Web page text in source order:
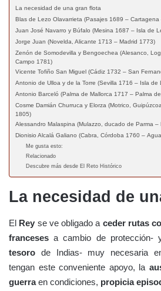
La necesidad de una gran flota
Blas de Lezo Olavarrieta (Pasajes 1689 –
Juan José Navarro y Búfalo (Mesina 1687 – Isla de
Jorge Juan (Novelda, Alicante 1713 – Madrid 1773)
Zenón de Somodevilla y Bengoechea (Alesanco,
Campo 1781)
Vicente Tofiño San Miguel (Cádiz 1732 – San
Antonio de Ulloa y de la Torre (Sevilla 1716 – Isla de
Antonio Barceló (Palma de Mallorca 1717 – Palma
Cosme Damián Churruca y Elorza (Motrico,
1805)
Alessandro Malaspina (Mulazzo, ducado de Parma
Dionisio Alcalá Galiano (Cabra, Córdoba 1760 –
Me gusta esto:
Relacionado
Descubre más desde El Reto Histórico
La necesidad de
El Rey se ve obligado a ceder rutas
franceses a cambio de
tesoro de Indias- muy necesaria
tengan este conveniente apoyo, la
guerraen condiciones, propicia